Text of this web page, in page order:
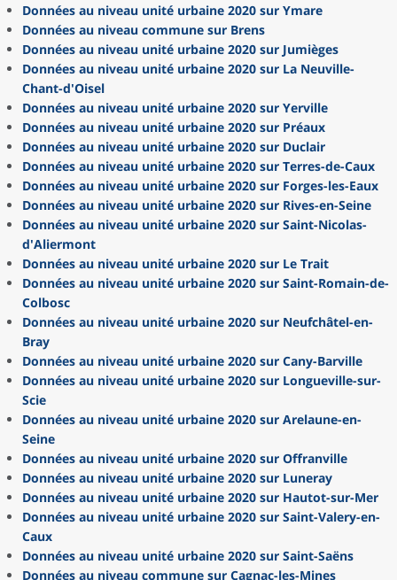
Données au niveau unité urbaine 2020 sur Ymare
Données au niveau commune sur Brens
Données au niveau unité urbaine 2020 sur Jumièges
Données au niveau unité urbaine 2020 sur La Neuville-
Chant-d'Oisel
Données au niveau unité urbaine 2020 sur Yerville
Données au niveau unité urbaine 2020 sur Préaux
Données au niveau unité urbaine 2020 sur Duclair
Données au niveau unité urbaine 2020 sur Terres-de-Caux
Données au niveau unité urbaine 2020 sur Forges-les-Eaux
Données au niveau unité urbaine 2020 sur Rives-en-Seine
Données au niveau unité urbaine 2020 sur Saint-Nicolas-
d'Aliermont
Données au niveau unité urbaine 2020 sur Le Trait
Données au niveau unité urbaine 2020 sur Saint-Romain-de-
Colbosc
Données au niveau unité urbaine 2020 sur Neufchâtel-en-
Bray
Données au niveau unité urbaine 2020 sur Cany-Barville
Données au niveau unité urbaine 2020 sur Longueville-sur-
Scie
Données au niveau unité urbaine 2020 sur Arelaune-en-
Seine
Données au niveau unité urbaine 2020 sur Offranville
Données au niveau unité urbaine 2020 sur Luneray
Données au niveau unité urbaine 2020 sur Hautot-sur-Mer
Données au niveau unité urbaine 2020 sur Saint-Valery-en-
Caux
Données au niveau unité urbaine 2020 sur Saint-Saëns
Données au niveau commune sur Cagnac-les-Mines